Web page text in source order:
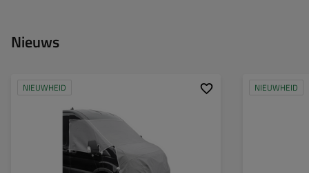
Nieuws
NIEUWHEID NIEUWHEID